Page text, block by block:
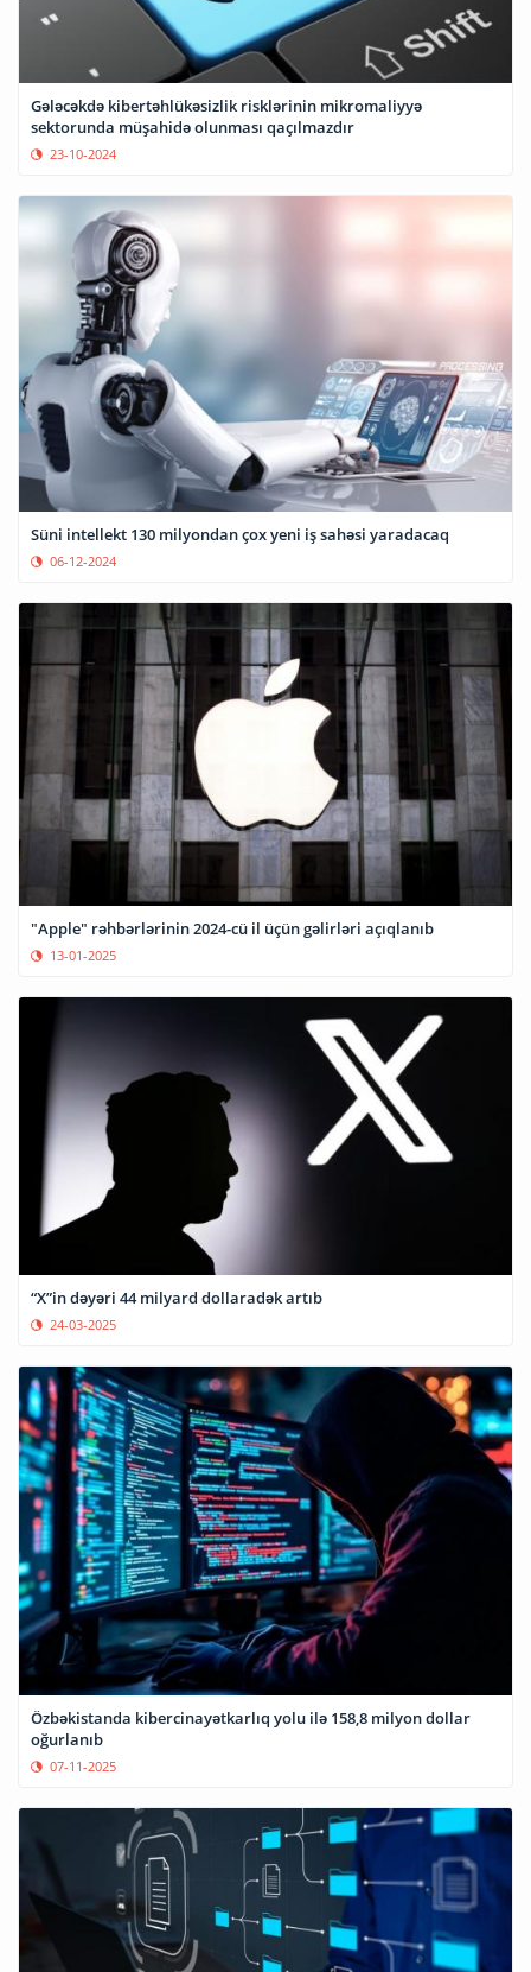
Gələcəkdə kibertəhlükəsizlik risklərinin mikromaliyyə
sektorunda müşahidə olunması qaçılmazdır
23-10-2024
Süni intellekt 130 milyondan çox yeni iş sahəsi yaradacaq
06-12-2024
"Apple" rəhbərlərinin 2024-cü il üçün gəlirləri açıqlanıb
13-01-2025
“X”in dəyəri 44 milyard dollaradək artıb
24-03-2025
Özbəkistanda kibercinayətkarlıq yolu ilə 158,8 milyon dollar
oğurlanıb
07-11-2025